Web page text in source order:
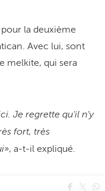
la deuxième
Avec lui, sont
melkite, qui sera
Je regrette qu'il n'y
fort, très
», a-t-il expliqué.